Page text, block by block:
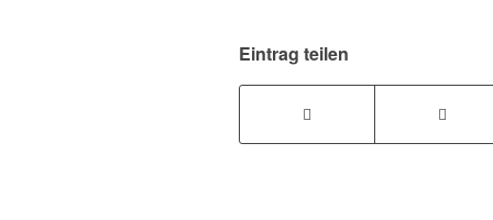
Eintrag teilen